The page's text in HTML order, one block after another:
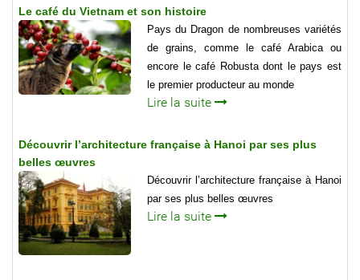
Le café du Vietnam et son histoire
Pays du Dragon de nombreuses variétés
de grains, comme le café Arabica ou
encore le café Robusta dont le pays est
le premier producteur au monde
Lire la suite
Découvrir l’architecture française à Hanoi par ses plus
belles œuvres
Découvrir l’architecture française à Hanoi
par ses plus belles œuvres
Lire la suite